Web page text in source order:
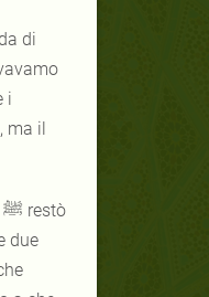
di
i
ma il
due